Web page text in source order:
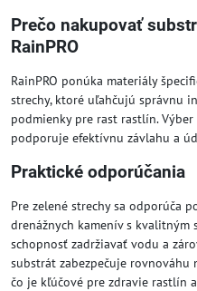
Prečo nakupovať
RainPRO
RainPRO ponúka materiály
strechy, ktoré uľahčujú správnu
podmienky pre rast rastlín.
podporuje efektívnu závlahu a
Praktické odporúčania
Pre zelené strechy sa odporúča
drenážnych kamenív s kvalitným
schopnosť zadržiavať vodu a
substrát zabezpečuje rovnováhu
čo je kľúčové pre zdravie rastlín